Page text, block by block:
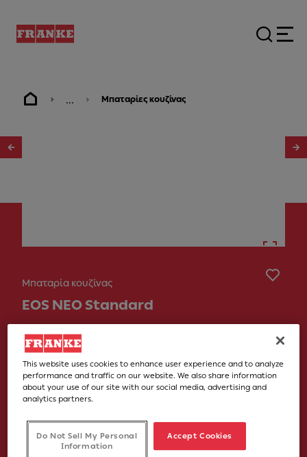
... Μπαταρίες κουζίνας
Μπαταρία κουζίνας
EOS NEO Standard
Νούμερο Άρθρου
115.0628.253
€ 430.00
Στην τιμή συμπεριλαμβάνεται ο Φ.Π.Α. 24%
Σημεία Πώλησης
This website uses cookies to enhance user experience and to analyze
performance and traffic on our website. We also share information
about your use of our site with our social media, advertising and
analytics partners.
Do Not Sell My Personal
Information
Accept Cookies